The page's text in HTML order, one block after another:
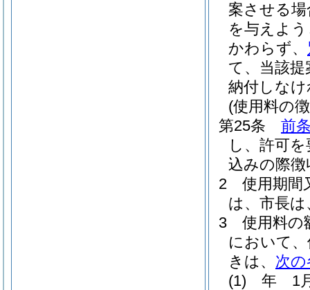
案させる
を与えよ
かわらず、
て、当該
納付しな
(使用料の
第25条
前
し、許可
込みの際
2
使用期間
は、市長
3
使用料の
において
きは、 次
(1)
年 1